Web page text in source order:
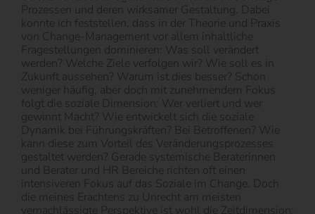
Prozessen und deren wirksamer Gestaltung. Dabei
konnte ich feststellen, dass in der Theorie und Praxis
von Change-Management vor allem inhaltliche
Fragestellungen dominieren: Was soll verändert
werden? Welche Ziele verfolgen wir? Wie soll es in
Zukunft aussehen? Warum ist dies besser? Schon
weniger häufig, aber doch mit zunehmendem Fokus
folgt die soziale Dimension: Wer verliert und wer
gewinnt Macht? Wie entwickelt sich die soziale
Dynamik bei Führungskräften? Bei Betroffenen? Wie
kann diese zum Vorteil des Veränderungsprozesses
gestaltet werden? Gerade systemische Beraterinnen
und Berater und HR Bereiche richten oft einen
intensiveren Fokus auf das Soziale im Change. Doch
die meines Erachtens zu Unrecht am meisten
vernachlässigte Perspektive ist wohl die Zeitdimension: